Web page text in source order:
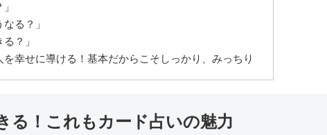
る？」
？」
を幸せに導ける！基本だからこそしっかり、みっちり
る！これもカード占いの魅力